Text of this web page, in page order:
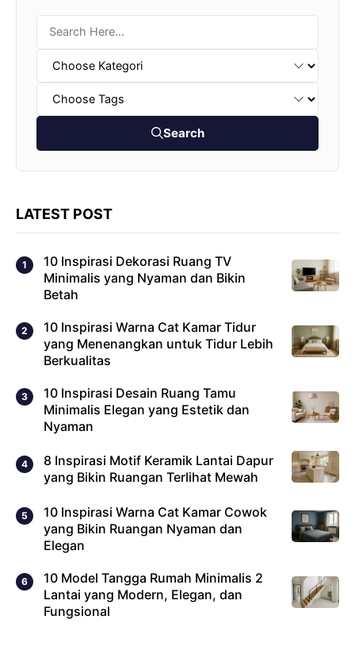
Search
LATEST POST
10 Inspirasi Dekorasi Ruang TV
Minimalis yang Nyaman dan Bikin
Betah
10 Inspirasi Warna Cat Kamar Tidur
yang Menenangkan untuk Tidur Lebih
Berkualitas
10 Inspirasi Desain Ruang Tamu
Minimalis Elegan yang Estetik dan
Nyaman
8 Inspirasi Motif Keramik Lantai Dapur
yang Bikin Ruangan Terlihat Mewah
10 Inspirasi Warna Cat Kamar Cowok
yang Bikin Ruangan Nyaman dan
Elegan
10 Model Tangga Rumah Minimalis 2
Lantai yang Modern, Elegan, dan
Fungsional